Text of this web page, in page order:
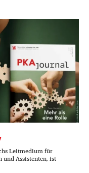
Leitmedium für
und Assistenten, ist